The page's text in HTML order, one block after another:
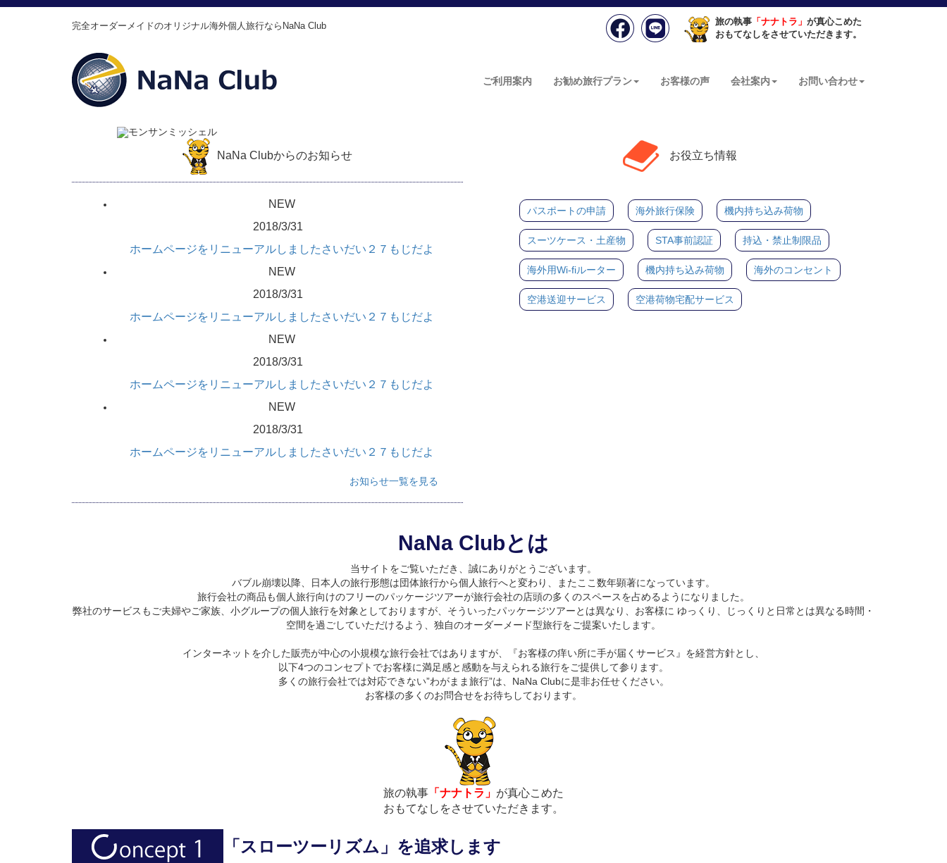
完全オーダーメイドのオリジナル海外個人旅行ならNaNa Club 旅の執事「ナナトラ」 が真心こめた
おもてなしをさせていただきます。
ご利用案内 お勧め旅行プラン お客様の声 会社案内 お問い合わせ
NaNa Clubからのお知らせ
NEW
2018/3/31
ホームページをリニューアルしましたさいだい２７もじだよ
NEW
2018/3/31
ホームページをリニューアルしましたさいだい２７もじだよ
NEW
2018/3/31
ホームページをリニューアルしましたさいだい２７もじだよ
NEW
2018/3/31
ホームページをリニューアルしましたさいだい２７もじだよ
お知らせ一覧を見る
お役立ち情報
パスポートの申請 海外旅行保険 機内持ち込み荷物
スーツケース・土産物 STA事前認証 持込・禁止制限品
海外用Wi-fiルーター 機内持ち込み荷物 海外のコンセント
空港送迎サービス 空港荷物宅配サービス
NaNa Clubとは
当サイトをご覧いただき、誠にありがとうございます。
バブル崩壊以降、日本人の旅行形態は団体旅行から個人旅行へと変わり、またここ数年顕著になっています。
旅行会社の商品も個人旅行向けのフリーのパッケージツアーが旅行会社の店頭の多くのスペースを占めるようになりました。
弊社のサービスもご夫婦やご家族、小グループの個人旅行を対象としておりますが、そういったパッケージツアーとは異なり、お客様に ゆっくり、じっくりと日常とは異なる時間・
空間を過ごしていただけるよう、独自のオーダーメード型旅行をご提案いたします。
インターネットを介した販売が中心の小規模な旅行会社ではありますが、『お客様の痒い所に手が届くサービス』を経営方針とし、
以下4つのコンセプトでお客様に満足感と感動を与えられる旅行をご提供して参ります。
多くの旅行会社では対応できない”わがまま旅行”は、NaNa Clubに是非お任せください。
お客様の多くのお問合せをお待ちしております。
旅の執事 「ナナトラ」 が真心こめた
おもてなしをさせていただきます。
「スローツーリズム」を追求します